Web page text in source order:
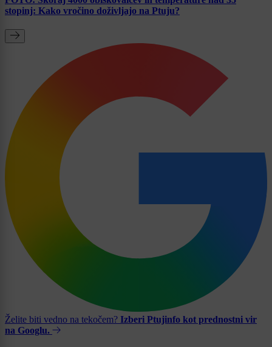
stopinj: Kako vročino doživljajo na Ptuju?
Želite biti vedno na tekočem? Izberi Ptujinfo kot prednostni vir
na Googlu.